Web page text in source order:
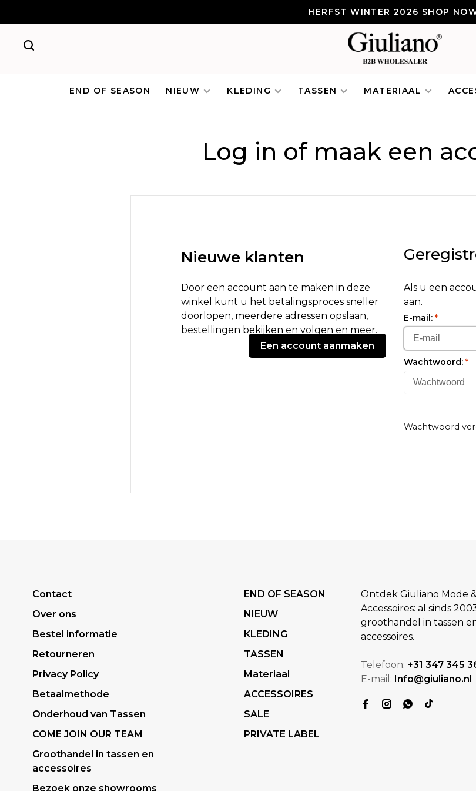
HERFST WINTER 2026 SHOP
END OF SEASON NIEUW KLEDING TASSEN MATERIAAL
Log in of maak een
Nieuwe klanten
Door een account aan te maken in deze
winkel kunt u het betalingsproces sneller
doorlopen, meerdere adressen opslaan,
bestellingen bekijken en volgen en meer.
Een account aanmaken
Als u een
aan.
E-mail: *
Wachtwoord: *
Wachtwoord
Contact
Over ons
Bestel informatie
Retourneren
Privacy Policy
Betaalmethode
Onderhoud van Tassen
COME JOIN OUR TEAM
Groothandel in tassen en
accessoires
Bezoek onze showrooms
END OF SEASON
NIEUW
KLEDING
TASSEN
Materiaal
ACCESSOIRES
SALE
PRIVATE LABEL
Ontdek Giuliano Mode &
Accessoires: al sinds
groothandel in tassen
accessoires.
Telefoon: +31 347 345
E-mail: Info@giuliano.nl